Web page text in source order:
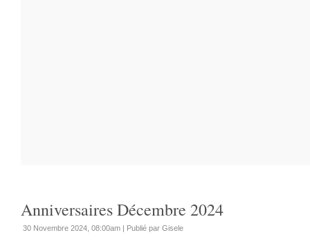
Anniversaires Décembre 2024
30 Novembre 2024, 08:00am | Publié par Gisele